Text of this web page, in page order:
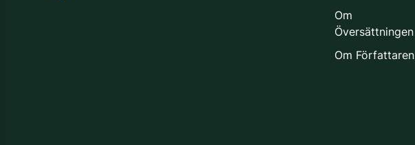
Om
Översättningen
Om Författaren